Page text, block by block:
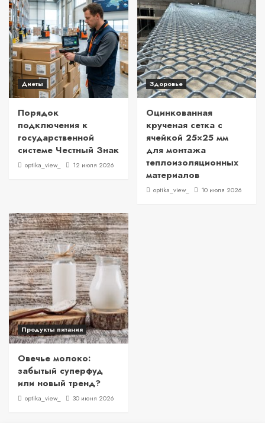
Диеты
Порядок
подключения к
государственной
системе Честный Знак
optika_view_ 12 июля 2026
Здоровье
Оцинкованная
крученая сетка с
ячейкой 25×25 мм
для монтажа
теплоизоляционных
материалов
optika_view_ 10 июля 2026
Продукты питания
Овечье молоко:
забытый суперфуд
или новый тренд?
optika_view_ 30 июня 2026